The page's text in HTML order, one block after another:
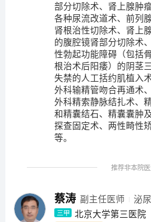
部分切除术、肾上腺肿
各种尿流改道术、前列
肾根治性切除术、肾上
的腹腔镜肾部分切除术
性勃起功能障碍（包括
根治术后阳痿）的阴茎
失禁的人工括约肌植入
外科输精管吻合再通术
外科精索静脉结扎术、
和精囊结石、精囊囊肿
探查固定术、两性畸性
等。
推荐非本院
蔡涛 副主任医师 泌
三甲 北京大学第三医院